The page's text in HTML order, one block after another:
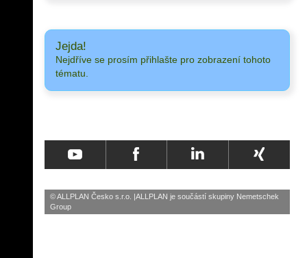
Jejda!
Nejdříve se prosím přihlašte pro zobrazení tohoto
tématu.
© ALLPLAN Česko s.r.o. ALLPLAN je součástí skupiny Nemetschek
Group